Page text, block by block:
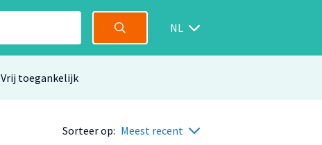
NL
Vrij toegankelijk
Sorteer op: Meest recent